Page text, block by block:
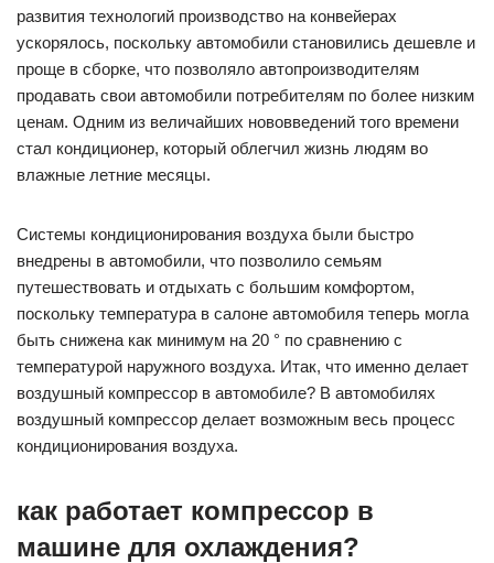
развития технологий производство на конвейерах
ускорялось, поскольку автомобили становились дешевле и
проще в сборке, что позволяло автопроизводителям
продавать свои автомобили потребителям по более низким
ценам. Одним из величайших нововведений того времени
стал кондиционер, который облегчил жизнь людям во
влажные летние месяцы.
Системы кондиционирования воздуха были быстро
внедрены в автомобили, что позволило семьям
путешествовать и отдыхать с большим комфортом,
поскольку температура в салоне автомобиля теперь могла
быть снижена как минимум на 20 ° по сравнению с
температурой наружного воздуха. Итак, что именно делает
воздушный компрессор в автомобиле? В автомобилях
воздушный компрессор делает возможным весь процесс
кондиционирования воздуха.
как работает компрессор в
машине для охлаждения?